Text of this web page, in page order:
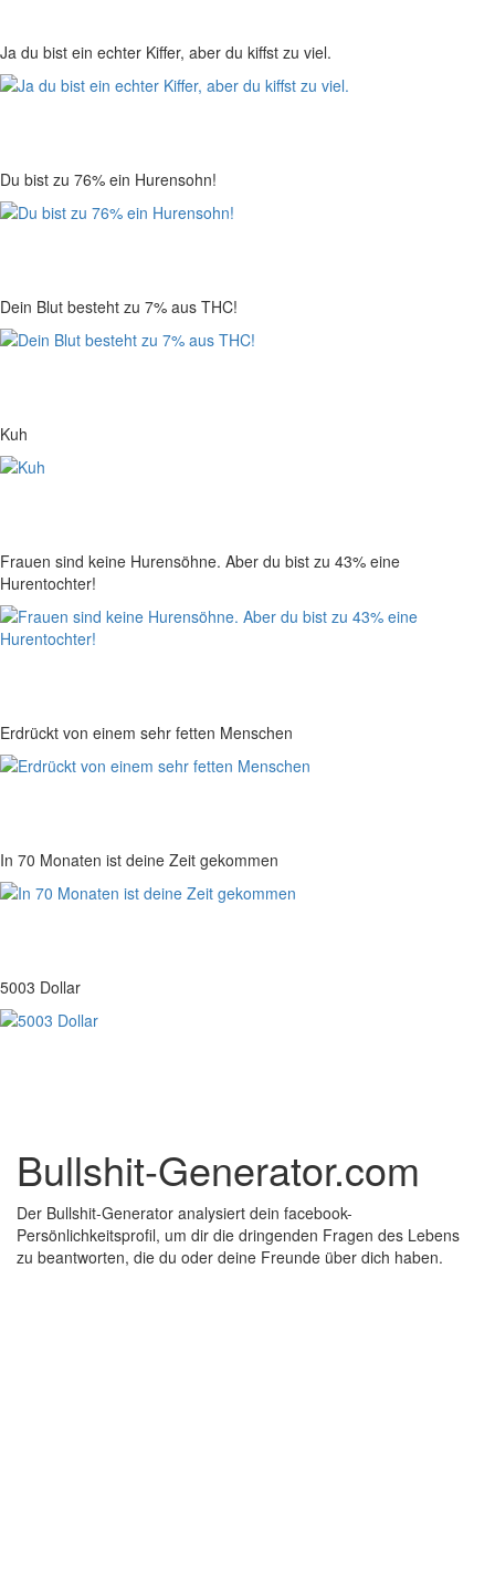
Ja du bist ein echter Kiffer, aber du kiffst zu viel.
Du bist zu 76% ein Hurensohn!
Dein Blut besteht zu 7% aus THC!
Kuh
Frauen sind keine Hurensöhne. Aber du bist zu 43% eine
Hurentochter!
Erdrückt von einem sehr fetten Menschen
In 70 Monaten ist deine Zeit gekommen
5003 Dollar
Bullshit-Generator.com
Der Bullshit-Generator analysiert dein facebook-
Persönlichkeitsprofil, um dir die dringenden Fragen des Lebens
zu beantworten, die du oder deine Freunde über dich haben.